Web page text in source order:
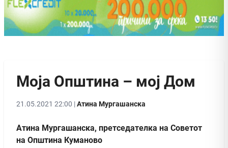
Моја Општина – мој Дом
21.05.2021 22:00 |Атина Мургашанска
Атина Мургашанска, претседателка на Советот
на Општина Куманово